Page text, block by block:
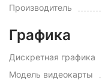
Производитель
Графика
Дискретная графика
Модель видеокарты